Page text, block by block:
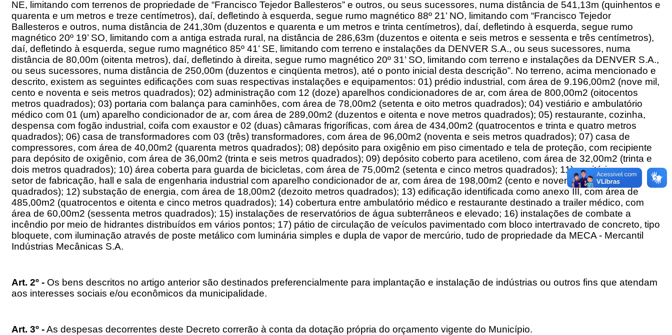
NE, limitando com terrenos de propriedade de “Francisco Tejedor Ballesteros” e outros, ou seus sucessores, numa distância de 541,13m (quinhentos e
quarenta e um metros e treze centímetros), daí, defletindo à esquerda, segue rumo magnético 88º 21’ NO, limitando com “Francisco Tejedor
Ballesteros e outros, numa distância de 241,30m (duzentos e quarenta e um metros e trinta centímetros), daí, defletindo à esquerda, segue rumo
magnético 20º 19’ SO, limitando com a antiga estrada rural, na distância de 286,63m (duzentos e oitenta e seis metros e sessenta e três centímetros),
daí, defletindo à esquerda, segue rumo magnético 85º 41’ SE, limitando com terreno e instalações da DENVER S.A., ou seus sucessores, numa
distância de 80,00m (oitenta metros), daí, defletindo à direita, segue rumo magnético 20º 31’ SO, limitando com terreno e instalações da DENVER S.A.,
ou seus sucessores, numa distância de 250,00m (duzentos e cinqüenta metros), até o ponto inicial desta descrição”. No terreno, acima mencionado e
descrito, existem as seguintes edificações com suas respectivas instalações e equipamentos: 01) prédio industrial, com área de 9.196,00m2 (nove mil,
cento e noventa e seis metros quadrados); 02) administração com 12 (doze) aparelhos condicionadores de ar, com área de 800,00m2 (oitocentos
metros quadrados); 03) portaria com balança para caminhões, com área de 78,00m2 (setenta e oito metros quadrados); 04) vestiário e ambulatório
médico com 01 (um) aparelho condicionador de ar, com área de 289,00m2 (duzentos e oitenta e nove metros quadrados); 05) restaurante, cozinha,
despensa com fogão industrial, coifa com exaustor e 02 (duas) câmaras frigoríficas, com área de 434,00m2 (quatrocentos e trinta e quatro metros
quadrados); 06) casa de transformadores com 03 (três) transformadores, com área de 96,00m2 (noventa e seis metros quadrados); 07) casa de
compressores, com área de 40,00m2 (quarenta metros quadrados); 08) depósito para oxigênio em piso cimentado e tela de proteção, com recipiente
para depósito de oxigênio, com área de 36,00m2 (trinta e seis metros quadrados); 09) depósito coberto para acetileno, com área de 32,00m2 (trinta e
dois metros quadrados); 10) área coberta para guarda de bicicletas, com área de 75,00m2 (setenta e cinco metros quadrados); 11) sanitários para
setor de fabricação, hall e sala de engenharia industrial com aparelho condicionador de ar, com área de 198,00m2 (cento e noventa e oito metros
quadrados); 12) substação de energia, com área de 18,00m2 (dezoito metros quadrados); 13) edificação identificada como anexo III, com área de
485,00m2 (quatrocentos e oitenta e cinco metros quadrados); 14) cobertura entre ambulatório médico e restaurante destinado a trailer médico, com
área de 60,00m2 (sessenta metros quadrados); 15) instalações de reservatórios de água subterrâneos e elevado; 16) instalações de combate a
incêndio por meio de hidrantes distribuídos em vários pontos; 17) pátio de circulação de veículos pavimentado com bloco intertravado de concreto, tipo
bloquete, com iluminação através de poste metálico com luminária simples e dupla de vapor de mercúrio, tudo de propriedade da MECA - Mercantil
Indústrias Mecânicas S.A.
Art. 2º - Os bens descritos no artigo anterior são destinados preferencialmente para implantação e instalação de indústrias ou outros fins que atendam
aos interesses sociais e/ou econômicos da municipalidade.
Art. 3º -As despesas decorrentes deste Decreto correrão à conta da dotação própria do orçamento vigente do Município.